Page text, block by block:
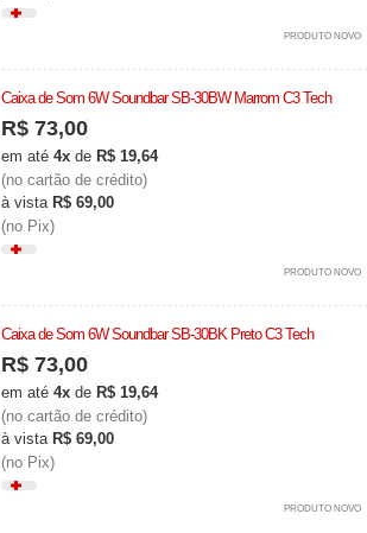
PRODUTO NOVO
Caixa de Som 6W Soundbar SB-30BW Marrom C3 Tech
R$ 73,00
em até 4x de R$ 19,64
(no cartão de crédito)
à vista R$ 69,00
(no Pix)
PRODUTO NOVO
Caixa de Som 6W Soundbar SB-30BK Preto C3 Tech
R$ 73,00
em até 4x de R$ 19,64
(no cartão de crédito)
à vista R$ 69,00
(no Pix)
PRODUTO NOVO